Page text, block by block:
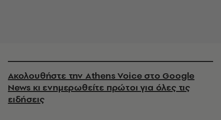
Ακολουθήστε την Athens Voice στο Google
News κι ενημερωθείτε πρώτοι για όλες τις
ειδήσεις